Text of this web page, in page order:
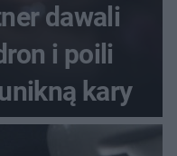
dawali
i poili
kary